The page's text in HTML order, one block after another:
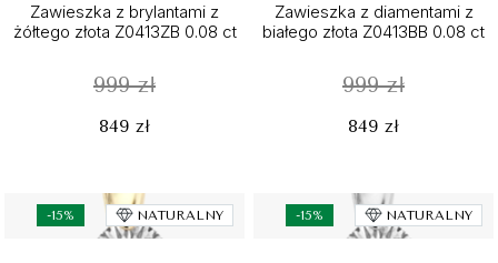
Zawieszka z brylantami z
żółtego złota Z0413ZB 0.08 ct
999 zł
849 zł
Zawieszka z diamentami z
białego złota Z0413BB 0.08 ct
999 zł
849 zł
-15% NATURALNY -15% NATURALNY